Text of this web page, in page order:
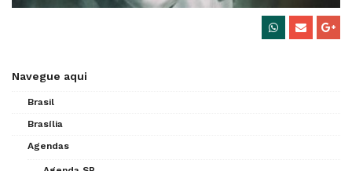
Navegue aqui
Brasil
Brasília
Agendas